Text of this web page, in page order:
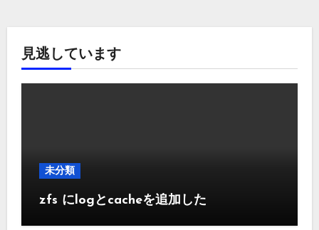
見逃しています
未分類
zfs にlogとcacheを追加した